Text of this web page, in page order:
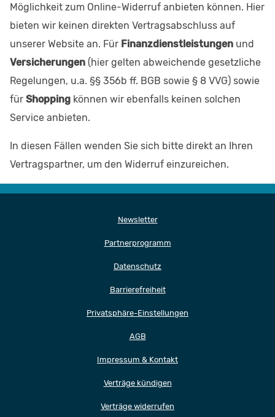
Möglichkeit zum Online-Widerruf anbieten können. Hier
bieten wir keinen direkten Vertragsabschluss auf
unserer Website an. Für Finanzdienstleistungen und
Versicherungen (hier gelten abweichende gesetzliche
Regelungen, u.a. §§ 356b ff. BGB sowie § 8 VVG) sowie
für Shopping können wir ebenfalls keinen solchen
Service anbieten.
In diesen Fällen wenden Sie sich bitte direkt an Ihren
Vertragspartner, um den Widerruf einzureichen.
Newsletter
Partnerprogramm
Datenschutz
Barrierefreiheit
Privatsphäre-Einstellungen
AGB
Impressum & Kontakt
Verträge kündigen
Verträge widerrufen